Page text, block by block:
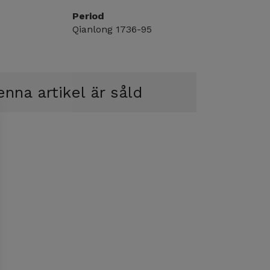
Period
Qianlong 1736-95
artikel är såld